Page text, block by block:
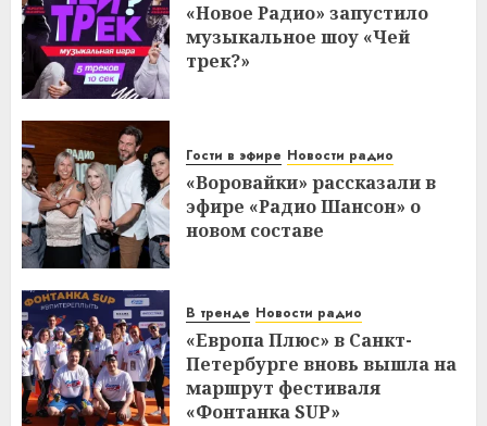
«Новое Радио» запустило
музыкальное шоу «Чей
трек?»
Гости в эфире Новости радио
«Воровайки» рассказали в
эфире «Радио Шансон» о
новом составе
В тренде Новости радио
«Европа Плюс» в Санкт-
Петербурге вновь вышла на
маршрут фестиваля
«Фонтанка SUP»